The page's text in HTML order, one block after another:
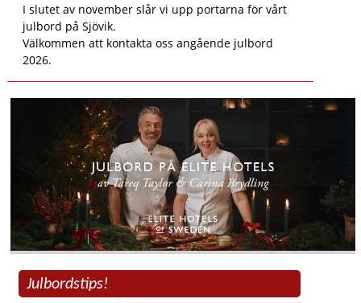
I slutet av november slår vi upp portarna för vårt
julbord på Sjövik.
Välkommen att kontakta oss angående julbord
2026.
Julbordstips!